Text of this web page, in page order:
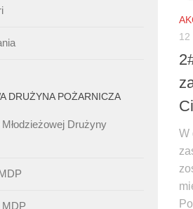
12
W
DRUŻYNA POŻARNICZA
Młodzieżowej Drużyny